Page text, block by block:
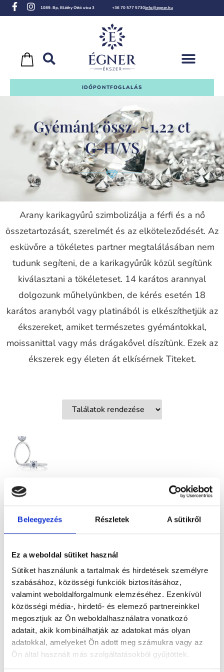
Beleegyezés Részletek A sütikről
Ez a weboldal sütiket használ
Sütiket használunk a tartalmak és hirdetések személyre
szabásához, közösségi funkciók biztosításához,
valamint weboldalforgalmunk elemzéséhez. Ezenkívül
közösségi média-, hirdető- és elemező partnereinkkel
megosztjuk az Ön weboldalhasználatra vonatkozó
adatait, akik kombinálhatják az adatokat más olyan
adatokkal, amelyeket Ön adott meg számukra vagy az
Ön által használt más szolgáltatásokból gyűjtöttek.
1089. Bp, Bláthy Ottó utca 3 +36 70 577 5730info@egner.hu
IDŐPONTFOGLALÁS
Gyémánt, össz. ~1,22 ct
G-H/VS
Arany karikagyűrű szimbolizálja a férfi és a nő
összetartozását, szerelmét és az elköteleződését. Az
esküvőre a tökéletes partner megtalálásában nem
tudunk segíteni, de a karikagyűrűk közül segítünk
kiválasztani a tökéleteset. 14 karátos arannyal
dolgozunk műhelyünkben, de kérés esetén 18
karátos aranyból vagy platinából is elkészíthetjük az
ékszereket, amiket természetes gyémántokkal,
moissanittal vagy más drágakővel díszítünk. Ezek az
ékszerek egy életen át elkísérnek Titeket.
ZORA
3.381.100Ft-
tól
eljegyzési
gyűrű 1,22ct
kővel